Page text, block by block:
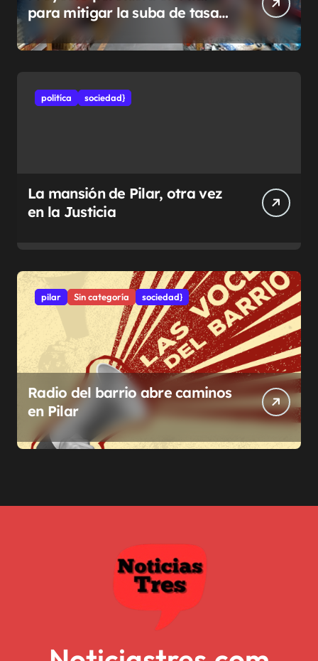
para mitigar la suba de tasas
municipales
politíca sociedad}
La mansión de Pilar, otra vez
en la Justicia
pilar Sin categoría sociedad}
Radio del barrio abre caminos
en Pilar